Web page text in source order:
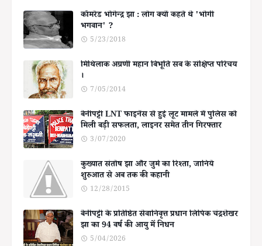
कॉमरेड भोगेन्द्र झा : लोग क्यों कहते थे 'भोगी
भगवान' ?
5/23/2018
मिथिलाक अग्रणी महान बिभूति सब के संक्षिप्त परिचय
।
7/05/2014
बेनीपट्टी LNT फाइनेंस से हुई लूट मामले में पुलिस को
मिली बड़ी सफलता, लाइनर समेत तीन गिरफ्तार
3/07/2020
कुख्यात संतोष झा और जुर्म का रिश्ता, जानिये
शुरुआत से अब तक की कहानी
12/28/2015
बेनीपट्टी के प्रतिष्ठित सेवानिवृत्त प्रधान लिपिक चंद्रशेखर
झा का 94 वर्ष की आयु में निधन
5/04/2026